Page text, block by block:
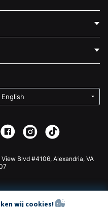
Blvd #4106, Alexandria, VA
wij cookies!